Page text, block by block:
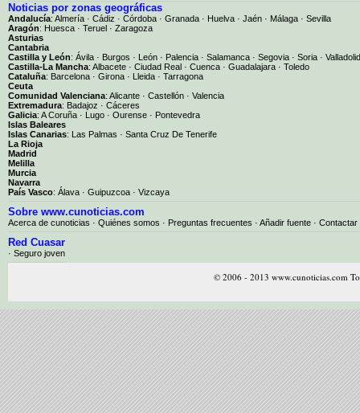
Noticias por zonas geográficas
Andalucía: Almería · Cádiz · Córdoba · Granada · Huelva · Jaén · Málaga · Sevilla
Aragón: Huesca · Teruel · Zaragoza
Asturias
Cantabria
Castilla y León: Ávila · Burgos · León · Palencia · Salamanca · Segovia · Soria · Valladolid
Castilla-La Mancha: Albacete · Ciudad Real · Cuenca · Guadalajara · Toledo
Cataluña: Barcelona · Girona · Lleida · Tarragona
Ceuta
Comunidad Valenciana: Alicante · Castellón · Valencia
Extremadura: Badajoz · Cáceres
Galicia: A Coruña · Lugo · Ourense · Pontevedra
Islas Baleares
Islas Canarias: Las Palmas · Santa Cruz De Tenerife
La Rioja
Madrid
Melilla
Murcia
Navarra
País Vasco: Álava · Guipuzcoa · Vizcaya
Sobre www.cunoticias.com
Acerca de cunoticias · Quiénes somos · Preguntas frecuentes · Añadir fuente · Contactar
Red Cuasar
· Seguro joven
© 2006 - 2013 www.cunoticias.com